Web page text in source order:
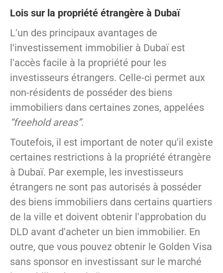
Lois sur la propriété étrangère à Dubaï
L'un des principaux avantages de
l'investissement immobilier à Dubaï est
l'accès facile à la propriété pour les
investisseurs étrangers. Celle-ci permet aux
non-résidents de posséder des biens
immobiliers dans certaines zones, appelées
“freehold areas”.
Toutefois, il est important de noter qu'il existe
certaines restrictions à la propriété étrangère
à Dubaï. Par exemple, les investisseurs
étrangers ne sont pas autorisés à posséder
des biens immobiliers dans certains quartiers
de la ville et doivent obtenir l'approbation du
DLD avant d'acheter un bien immobilier. En
outre, que vous pouvez obtenir le Golden Visa
sans sponsor en investissant sur le marché